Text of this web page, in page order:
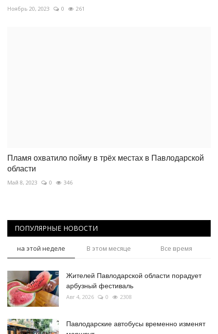
Ноябрь 20, 2023 0 261
Пламя охватило пойму в трёх местах в Павлодарской
области
Май 8, 2023 0 346
ПОПУЛЯРНЫЕ НОВОСТИ
на этой неделе В этом месяце Все время
Жителей Павлодарской области порадует
арбузный фестиваль
Авг 4, 2026 0 2308
Павлодарские автобусы временно изменят